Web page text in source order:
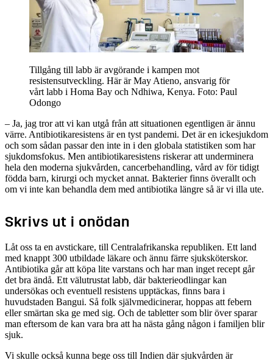
Tillgång till labb är avgörande i kampen mot
resistensutveckling. Här är May Atieno, ansvarig för
vårt labb i Homa Bay och Ndhiwa, Kenya. Foto: Paul
Odongo
– Ja, jag tror att vi kan utgå från att situationen egentligen är ännu
värre. Antibiotikaresistens är en tyst pandemi. Det är en ickesjukdom
och som sådan passar den inte in i den globala statistiken som har
sjukdomsfokus. Men antibiotikaresistens riskerar att underminera
hela den moderna sjukvården, cancerbehandling, vård av för tidigt
födda barn, kirurgi och mycket annat. Bakterier finns överallt och
om vi inte kan behandla dem med antibiotika längre så är vi illa ute.
Skrivs ut i onödan
Låt oss ta en avstickare, till Centralafrikanska republiken. Ett land
med knappt 300 utbildade läkare och ännu färre sjuksköterskor.
Antibiotika går att köpa lite varstans och har man inget recept går
det bra ändå. Ett välutrustat labb, där bakterieodlingar kan
undersökas och eventuell resistens upptäckas, finns bara i
huvudstaden Bangui. Så folk självmedicinerar, hoppas att febern
eller smärtan ska ge med sig. Och de tabletter som blir över sparar
man eftersom de kan vara bra att ha nästa gång någon i familjen blir
sjuk.
Vi skulle också kunna bege oss till Indien där sjukvården är